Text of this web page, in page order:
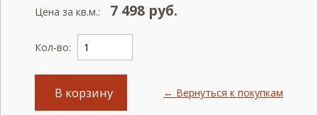
Цена за кв.м.: 7 498 руб.
Кол-во:
В корзину ← Вернуться к покупкам